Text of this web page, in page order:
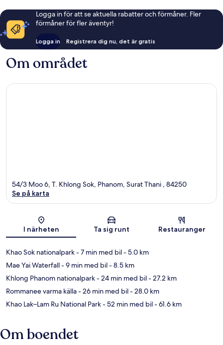
Logga in för att se aktuella rabatter och förmåner. Fler
förmåner för fler äventyr!
Logga in Registrera dig nu, det är gratis
Om området
Karta
54/3 Moo 6, T. Khlong Sok, Phanom, Surat Thani , 84250
Se på karta
I närheten Ta sig runt Restauranger
Khao Sok nationalpark- 7 min med bil- 5.0 km
Mae Yai Waterfall- 9 min med bil- 8.5 km
Khlong Phanom nationalpark- 24 min med bil- 27.2 km
Rommanee varma källa- 26 min med bil- 28.0 km
Khao Lak–Lam Ru National Park- 52 min med bil- 61.6 km
Om boendet